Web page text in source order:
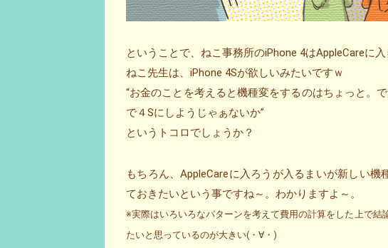
ということで、ねこ事務所のiPhone 4はAppleCareに
ねこ先生は、iPhone 4Sが欲しいみたいですｗ
“お金のことを考えると機種変をするのはちょっと。
で４Sにしようじゃぁないか”
というトコロでしょうか？
もちろん、AppleCareに入ろうが入るまいが新しい
ておきたいという事ですね～。わかりますよ～。
※実際はいろいろなパターンを考えて費用の計算をした上で結
たいと思っているのが大きい(・∀・)